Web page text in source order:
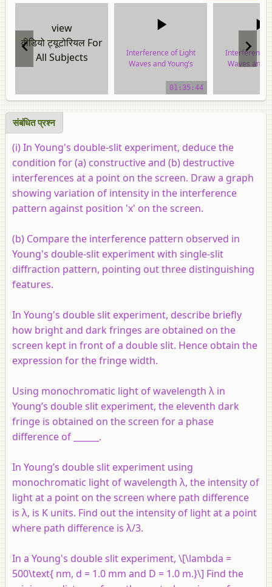
view
वीडियो ट्यूटोरियल For
All Subjects
Interference of Light
Waves and Young’s
video tutorial
01:35:44
Interference
Waves and
video
संबंधित प्रश्न
(i) In Young's double-slit experiment, deduce the
condition for (a) constructive and (b) destructive
interferences at a point on the screen. Draw a graph
showing variation of intensity in the interference
pattern against position 'x' on the screen.
(b) Compare the interference pattern observed in
Young's double-slit experiment with single-slit
diffraction pattern, pointing out three distinguishing
features.
In Young's double slit experiment, describe briefly
how bright and dark fringes are obtained on the
screen kept in front of a double slit. Hence obtain the
expression for the fringe width.
Using monochromatic light of wavelength λ in
Young’s double slit experiment, the eleventh dark
fringe is obtained on the screen for a phase
difference of ______.
In Young’s double slit experiment using
monochromatic light of wavelength λ, the intensity of
light at a point on the screen where path difference
is λ, is K units. Find out the intensity of light at a point
where path difference is λ/3.
In a Young's double slit experiment, \[\lambda =
500\text{ nm, d = 1.0 mm and D = 1.0 m.}\] Find the